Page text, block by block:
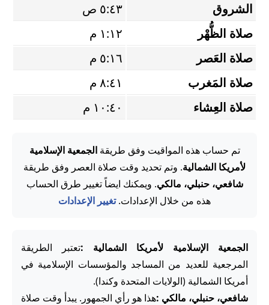
الشروق
٥:٤٣ ص
صلاة الظُّهْر
١:١٢ م
صلاة العَصر
٥:١٦ م
صلاة المَغرب
٨:٤١ م
صلاة العِشاء
١٠:٤٠ م
تم حساب هذه المواقيت وفق طريقةالجمعية الإسلامية
لأمريكا الشمالية. وتم تحديد وقت صلاة العصر وفق طريقة
شافعي، حنبلي، مالكي. ويمكنك ايضاً تغيير طرق الحساب
هذه من خلال الإعدادات.تغيير الإعدادات
الجمعية الإسلامية لأمريكا الشمالية :تعتبر الطريقة
المرجعية للعديد من المساجد والمؤسسات الإسلامية في
أمريكا الشمالية (الولايات المتحدة وكندا).
شافعي، حنبلي، مالكي :هذا هو رأي الجمهور. يبدأ وقت صلاة